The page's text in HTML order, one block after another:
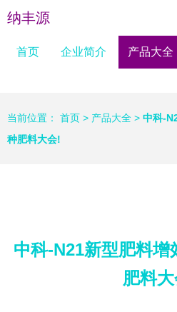
纳丰源
首页 企业简介 产品大全
当前位置： 首页 > 产品大全 > 中科-
种肥料大会!
中科-N21新型肥料增
肥料